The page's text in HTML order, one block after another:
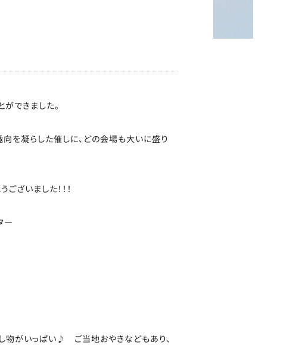
できました。
を凝らした催しに、どの会場も大いに盛り
ざいました！！！
物がいっぱい♪ ご当地おやきなどもあり、